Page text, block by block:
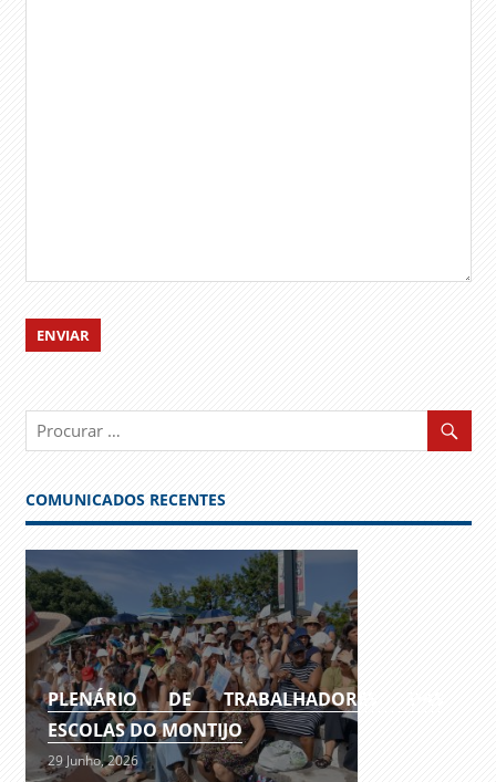
COMUNICADOS RECENTES
PLENÁRIO DE TRABALHADORES DAS
ESCOLAS DO MONTIJO
29 Junho, 2026